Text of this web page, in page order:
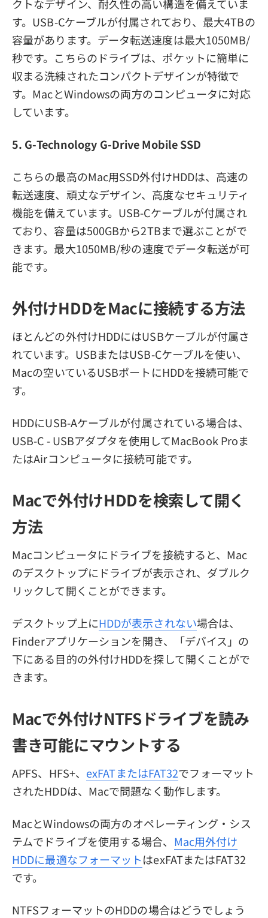
クトなデザイン、耐久性の高い構造を備えていま
す。USB-Cケーブルが付属されており、最大4TBの
容量があります。データ転送速度は最大1050MB/
秒です。こちらのドライブは、ポケットに簡単に
収まる洗練されたコンパクトデザインが特徴で
す。MacとWindowsの両方のコンピュータに対応
しています。
5. G-Technology G-Drive Mobile SSD
こちらの最高のMac用SSD外付けHDDは、高速の
転送速度、頑丈なデザイン、高度なセキュリティ
機能を備えています。USB-Cケーブルが付属され
ており、容量は500GBから2TBまで選ぶことがで
きます。最大1050MB/秒の速度でデータ転送が可
能です。
外付けHDDをMacに接続する方法
ほとんどの外付けHDDにはUSBケーブルが付属さ
れています。USBまたはUSB-Cケーブルを使い、
Macの空いているUSBポートにHDDを接続可能で
す。
HDDにUSB-Aケーブルが付属されている場合は、
USB-C - USBアダプタを使用してMacBook Proま
たはAirコンピュータに接続可能です。
Macで外付けHDDを検索して開く
方法
Macコンピュータにドライブを接続すると、Mac
のデスクトップにドライブが表示され、ダブルク
リックして開くことができます。
デスクトップ上にHDDが表示されない場合は、
Finderアプリケーションを開き、「デバイス」の
下にある目的の外付けHDDを探して開くことがで
きます。
Macで外付けNTFSドライブを読み
書き可能にマウントする
APFS、HFS+、 exFATまたはFAT32でフォーマット
されたHDDは、Macで問題なく動作します。
MacとWindowsの両方のオペレーティング・シス
テムでドライブを使用する場合、 Mac用外付け
HDDに最適なフォーマットはexFATまたはFAT32
です。
NTFSフォーマットのHDDの場合はどうでしょう